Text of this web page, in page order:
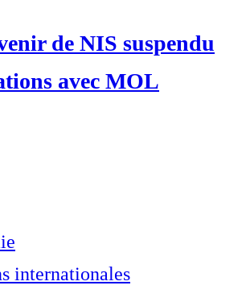
de NIS suspendu
avec MOL
internationales